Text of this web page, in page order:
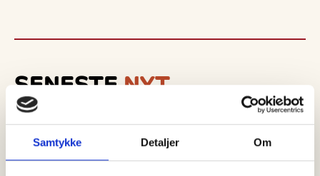
Samtykke Detaljer Om
SENESTENYT